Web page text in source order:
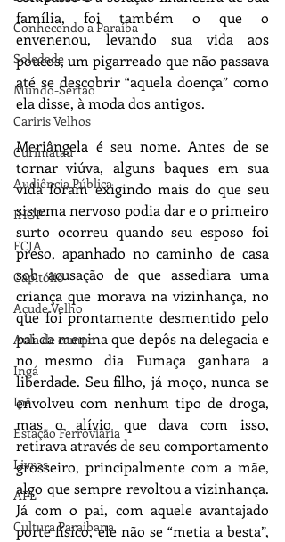
Conhecendo a Paraíba
Soledade
Mundo-Sertão
Cariris Velhos
Curimataú
Audiência Pública
IHGP
FCJA
Capitólio
Açude Velho
Aula de campo
Ingá
Ipê
Estação Ferroviária
Livros
APL
Cultura Paraibana
família, foi também o que o
envenenou, levando sua vida aos
poucos, um pigarreado que não passava
até se descobrir “aquela doença” como
ela disse, à moda dos antigos.
Meriângela é seu nome. Antes de se
tornar viúva, alguns baques em sua
vida foram exigindo mais do que seu
sistema nervoso podia dar e o primeiro
surto ocorreu quando seu esposo foi
preso, apanhado no caminho de casa
sob acusação de que assediara uma
criança que morava na vizinhança, no
que foi prontamente desmentido pelo
pai da menina que depôs na delegacia e
no mesmo dia Fumaça ganhara a
liberdade. Seu filho, já moço, nunca se
envolveu com nenhum tipo de droga,
mas o alívio que dava com isso,
retirava através de seu comportamento
grosseiro, principalmente com a mãe,
algo que sempre revoltou a vizinhança.
Já com o pai, com aquele avantajado
porte físico, ele não se “metia a besta”,